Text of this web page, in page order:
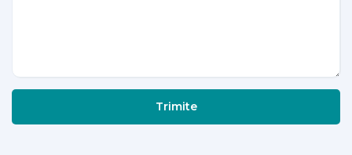
Trimite